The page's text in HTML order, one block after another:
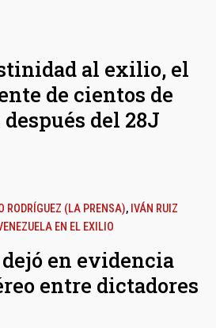
al exilio, el
de cientos de
del 28J
RODRÍGUEZ (LA PRENSA), IVÁN RUIZ
EN EL EXILIO
en evidencia
entre dictadores